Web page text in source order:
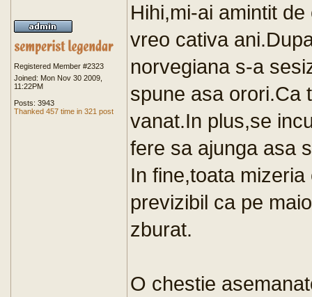
Registered Member #2323
Joined: Mon Nov 30 2009,
11:22PM
Posts: 3943
Thanked 457 time in 321 post
Hihi,mi-ai amintit
vreo cativa
norvegiana s-a
spune asa orori.Ca
vanat.In plus,se
fere sa ajunga asa
In fine,toata
previzibil ca pe
zburat.
O chestie